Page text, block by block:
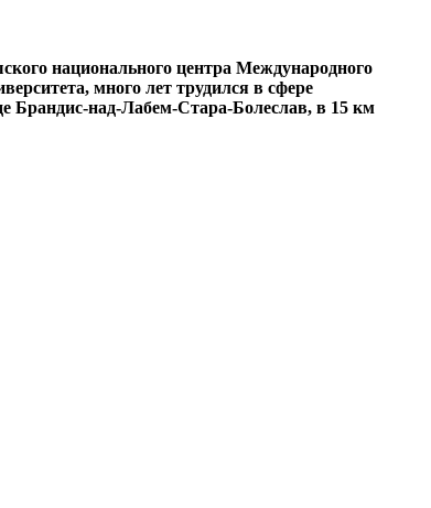
национального центра Международного
много лет трудился в сфере
Брандис-над-Лабем-Стара-Болеслав, в 15 км